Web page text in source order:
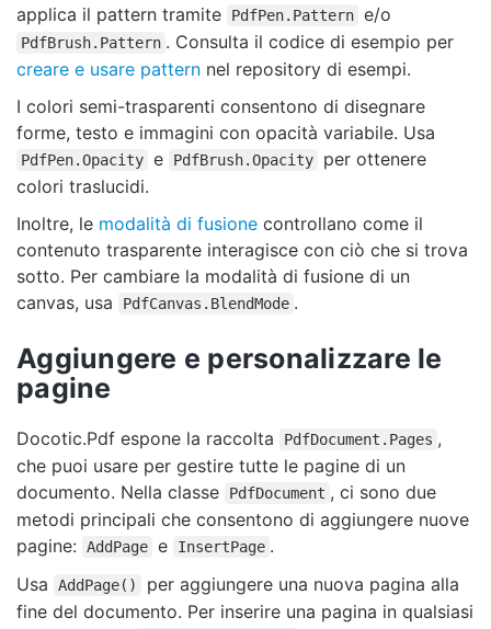
applica il pattern tramite
PdfPen.Pattern e/o
PdfBrush.Pattern . Consulta il codice di esempio per
creare e usare pattern nel repository di esempi.
I colori semi-trasparenti consentono di disegnare
forme, testo e immagini con opacità variabile. Usa
PdfPen.Opacity e PdfBrush.Opacity
per ottenere
colori traslucidi.
Inoltre, le modalità di fusione controllano come il
contenuto trasparente interagisce con ciò che si trova
sotto. Per cambiare la modalità di fusione di un
canvas, usa
PdfCanvas.BlendMode .
Aggiungere e personalizzare le
pagine
Docotic.Pdf espone la raccolta PdfDocument.Pages ,
che puoi usare per gestire tutte le pagine di un
documento. Nella classe
PdfDocument , ci sono due
metodi principali che consentono di aggiungere nuove
pagine:
AddPage e InsertPage .
Usa
AddPage()
per aggiungere una nuova pagina alla
fine del documento. Per inserire una pagina in qualsiasi